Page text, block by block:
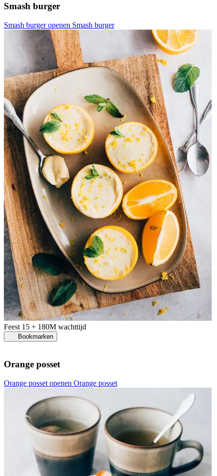
Smash burger
Smash burger openen Smash burger
Feest 15 + 180M wachttijd
Bookmarken
Orange posset
Orange posset openen Orange posset